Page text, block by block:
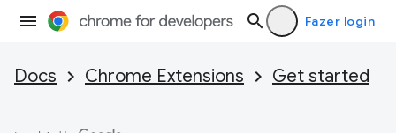
Fazer login
Docs Chrome Extensions Get started